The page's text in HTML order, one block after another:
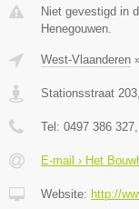
Niet gevestigd in
Henegouwen.
West-Vlaanderen
Stationsstraat 203
Tel: 0497 386 327
E-mail › Het
Website: http://